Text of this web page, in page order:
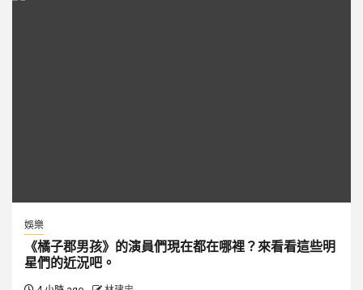
娛樂
《橘子郡男孩》的演員們現在都在哪裡？來看看這些明
星們的近況吧。